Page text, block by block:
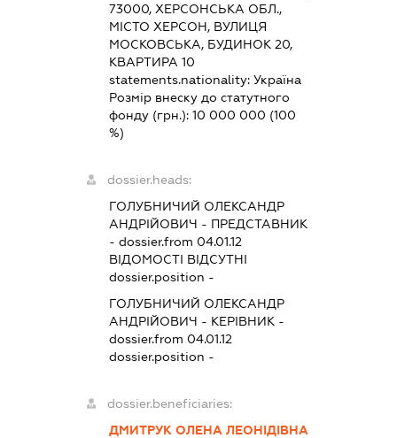
73000, ХЕРСОНСЬКА ОБЛ.,
МІСТО ХЕРСОН, ВУЛИЦЯ
МОСКОВСЬКА, БУДИНОК 20,
КВАРТИРА 10
statements.nationality: Україна
Розмір внеску до статутного
фонду (грн.): 10 000 000 (100
%)
dossier.heads:
ГОЛУБНИЧИЙ ОЛЕКСАНДР
АНДРІЙОВИЧ - ПРЕДСТАВНИК
- dossier.from 04.01.12
ВІДОМОСТІ ВІДСУТНІ
dossier.position -
ГОЛУБНИЧИЙ ОЛЕКСАНДР
АНДРІЙОВИЧ - КЕРІВНИК -
dossier.from 04.01.12
dossier.position -
dossier.beneficiaries:
ДМИТРУК ОЛЕНА ЛЕОНІДІВНА